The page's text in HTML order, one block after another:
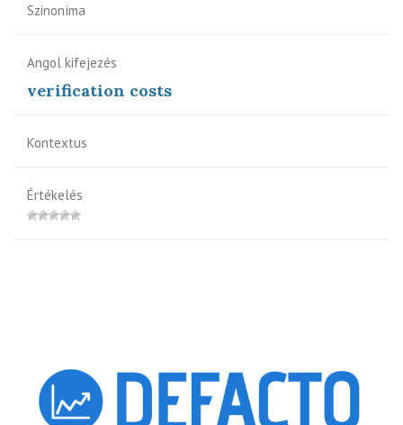
Szinoníma
Angol kifejezés
verification costs
Kontextus
Értékelés